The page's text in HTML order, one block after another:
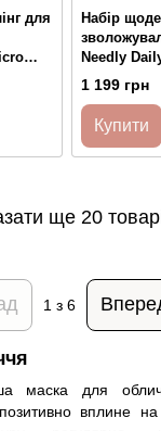
для
Набір
Needly
шт
1 199 грн
Купити
ще 20
1 з 6
маска для
вплине